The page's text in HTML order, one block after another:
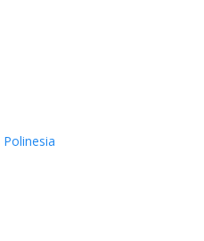
Polinesia